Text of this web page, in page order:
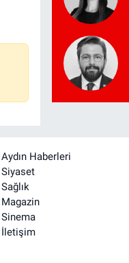
Aydın Haberleri
Siyaset
Sağlık
Magazin
Sinema
İletişim